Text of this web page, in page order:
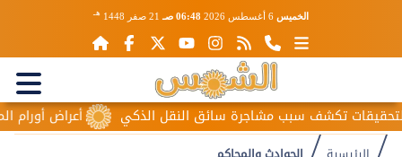
الخميس 06:48 صـ 21 صفر 1448 هـ
أعراض أورام تكشف سبب مشاجرة سائق النقل الذكي